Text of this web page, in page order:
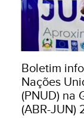
Boletim
Nações
(PNUD) na
(ABR-JUN)